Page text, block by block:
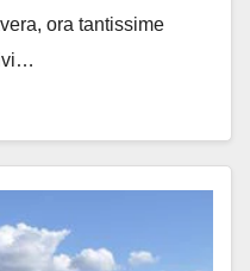
ora tantissime